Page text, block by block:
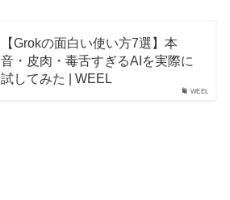
WEEL
【Grokの面白い使い方7選】本
音・皮肉・毒舌すぎるAIを実際に
試してみた | WEEL